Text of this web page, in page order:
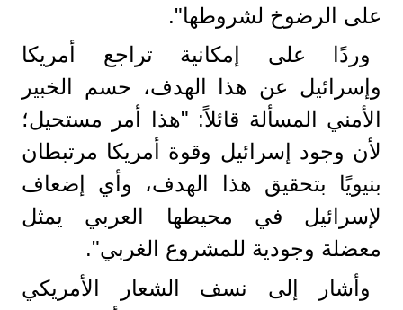
على الرضوخ لشروطها".
وردًا على إمكانية تراجع أمريكا
وإسرائيل عن هذا الهدف، حسم الخبير
الأمني المسألة قائلاً: "هذا أمر مستحيل؛
لأن وجود إسرائيل وقوة أمريكا مرتبطان
بنيويًا بتحقيق هذا الهدف، وأي إضعاف
لإسرائيل في محيطها العربي يمثل
معضلة وجودية للمشروع الغربي".
وأشار إلى نسف الشعار الأمريكي